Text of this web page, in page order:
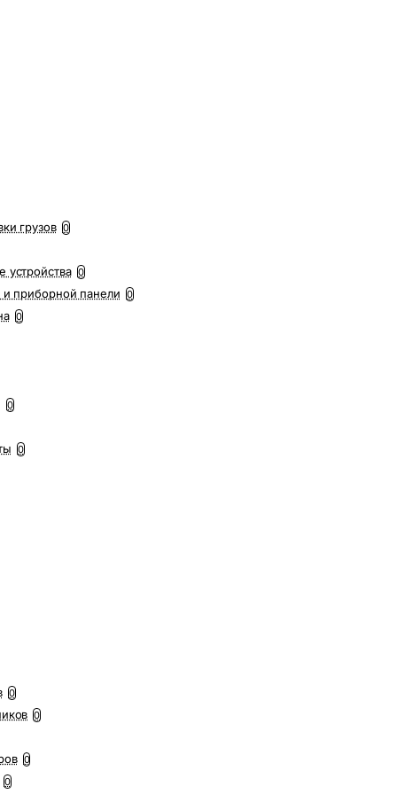
грузов 0
устройства 0
приборной панели 0
0
0
0
0
0
0
0